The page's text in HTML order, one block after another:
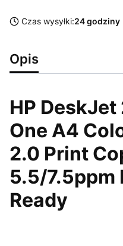
Czas wysyłki:24 godziny
Opis
HP
One A4
2.0 Print
5.5/7.5ppm
Ready